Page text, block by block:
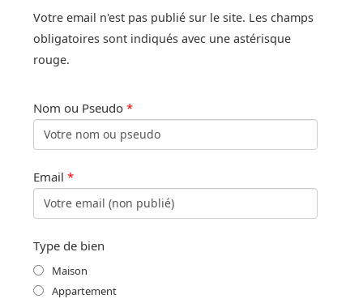
Votre email n'est pas publié sur le site. Les champs
obligatoires sont indiqués avec une astérisque
rouge.
Nom ou Pseudo *
Email *
Type de bien
Maison
Appartement